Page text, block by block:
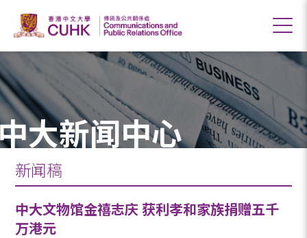
大新闻中心
新闻稿
中大文物馆金禧志庆 获利孝和家族捐赠五千
万港元